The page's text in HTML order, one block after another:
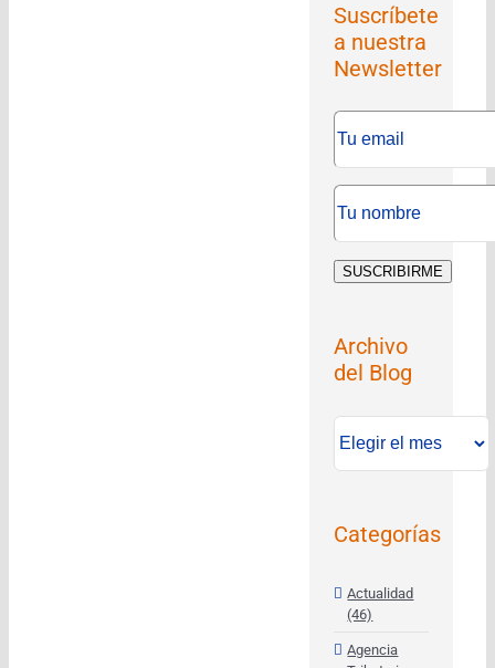
Suscríbete
a nuestra
Newsletter
Archivo
del Blog
del
Blog
Categorías
Actualidad
(46)
Agencia